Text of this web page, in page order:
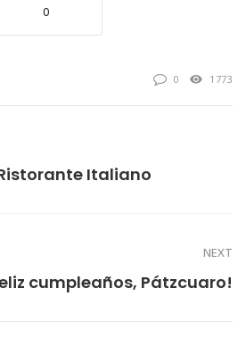
0
0 1773
Italiano
NEXT
cumpleaños, Pátzcuaro!